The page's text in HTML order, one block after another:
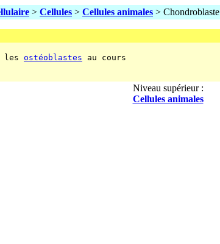
> Cellules > Cellules animales > Chondroblaste
les ostéoblastes au cours
Niveau supérieur :
Cellules animales